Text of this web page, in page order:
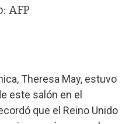
AFP
Theresa May, estuvo
este salón en el
que el Reino Unido